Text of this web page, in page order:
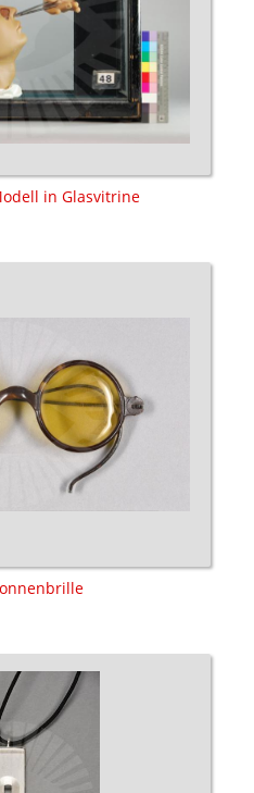
in Glasvitrine